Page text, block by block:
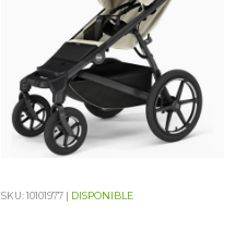
SKU: 10101977 | DISPONIBLE